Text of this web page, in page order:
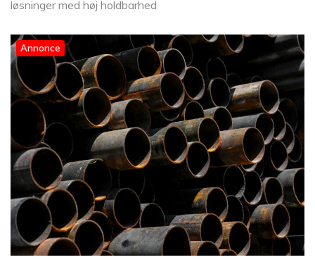
løsninger med høj holdbarhed
Annonce